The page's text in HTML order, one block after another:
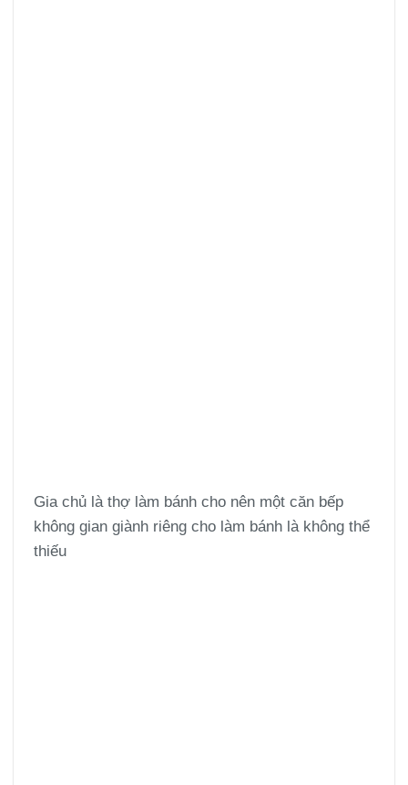
Gia chủ là thợ làm bánh cho nên một căn bếp
không gian giành riêng cho làm bánh là không thể
thiếu